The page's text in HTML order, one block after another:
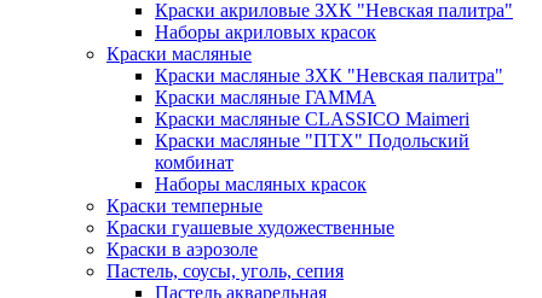
Краски акриловые ЗХК "Невская палитра"
Наборы акриловых красок
Краски масляные
Краски масляные ЗХК "Невская палитра"
Краски масляные ГАММА
Краски масляные CLASSICO Maimeri
Краски масляные "ПТХ" Подольский
комбинат
Наборы масляных красок
Краски темперные
Краски гуашевые художественные
Краски в аэрозоле
Пастель, соусы, уголь, сепия
Пастель акварельная